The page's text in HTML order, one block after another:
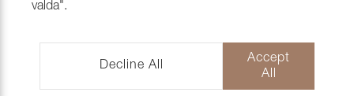
valda".
Decline All
Accept
All